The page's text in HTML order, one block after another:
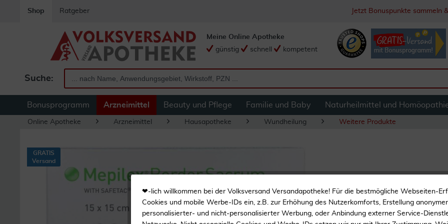
Shop Ratgeber Jetzt Bonuspunkte sammeln
Suche:
Meine Online Apotheke
günstig
schnell kompetent
Bonusprogramm Arzneimittel Beauty und Pflege Familie und Baby Naturheilmittel und
Online Apotheke Arzneimittel Hausapotheke Wundheilung Weitere Produkte
Mepilex Border
Steril 5 Stück
GRATIS
Versand
❤-lich willkommen bei der Volksversand Versandapotheke! Für die bestmögliche Webseiten-
Cookies und mobile Werbe-IDs ein, z.B. zur Erhöhung des Nutzerkomforts, Erstellung
personalisierter- und nicht-personalisierter Werbung, oder Anbindung externer Service-